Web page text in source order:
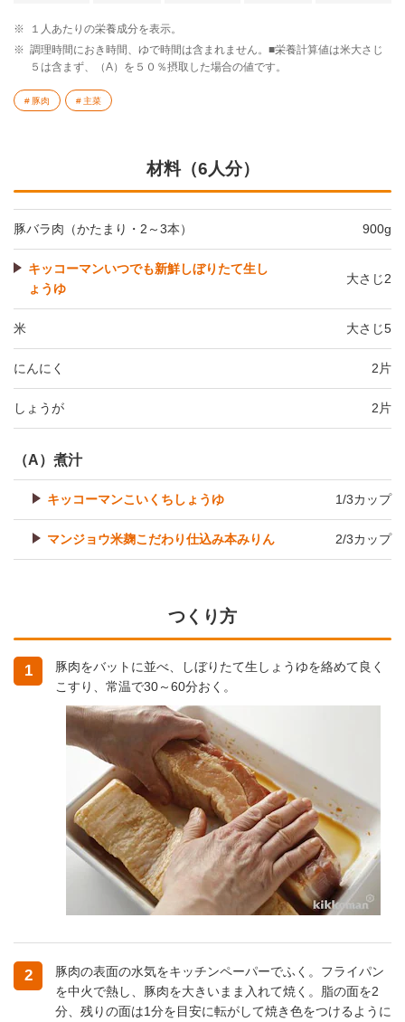
※
１人あたりの栄養成分を表示。
※ 調理時間におき時間、ゆで時間は含まれません。■栄養計算値は米大さじ
５は含まず、（A）を５０％摂取した場合の値です。
豚肉 主菜
材料（6人分）
豚バラ肉（かたまり・2～3本） 900g
キッコーマンいつでも新鮮しぼりたて生し
ょうゆ
大さじ2
米 大さじ5
にんにく 2片
しょうが 2片
（A）煮汁
キッコーマンこいくちしょうゆ 1/3カップ
マンジョウ米麹こだわり仕込み本みりん 2/3カップ
つくり方
1
豚肉をバットに並べ、しぼりたて生しょうゆを絡めて良く
こすり、常温で30～60分おく。
2
豚肉の表面の水気をキッチンペーパーでふく。フライパン
を中火で熱し、豚肉を大きいまま入れて焼く。脂の面を2
分、残りの面は1分を目安に転がして焼き色をつけるように